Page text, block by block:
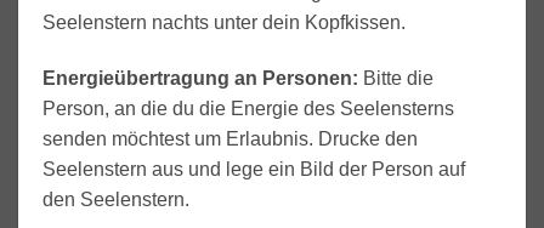
Seelenstern nachts unter dein Kopfkissen.
Energieübertragung an Personen: Bitte die
Person, an die du die Energie des Seelensterns
senden möchtest um Erlaubnis. Drucke den
Seelenstern aus und lege ein Bild der Person auf
den Seelenstern.